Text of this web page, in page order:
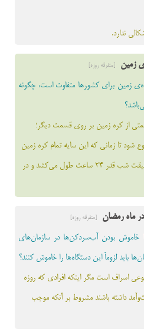
ندارد.
زمین [متفرقه روزه]
زمین برای کشورها متفاوت است، چگونه
از كره زمين بر روى قسمت ديگر؛
شود تا زمانى كه اين سايه تمام كره زمين
را فراگیرد شب قدر ادامه دارد؛ و در حقيقت شب قدر 24 ساعت طول مى‌كشد و در
ماه رمضان [متفرقه روزه]
خاموش بودن آب‌سردکن‌ها در سازمان‌های
باید لزوماً این دستگاه‌ها را خاموش کنند؟
اسراف است مگر اینکه افرادی که روزه
داشته باشند مشروط بر آنکه موجب